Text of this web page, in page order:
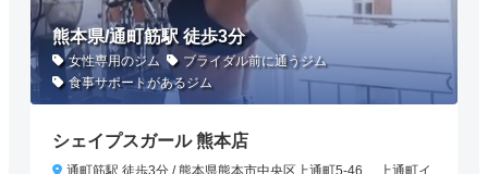
熊本県/通町筋駅 徒歩3分
女性専用のジム
ブライダル前に通うジム
食事サポートがあるジム
シェイプスガール 熊本店
通町筋駅 徒歩3分 / 熊本県熊本市中央区上通町5-46 上通町イ